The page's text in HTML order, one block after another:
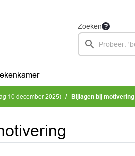
Zoeken
10 december 2025) Bijlagen bij motivering